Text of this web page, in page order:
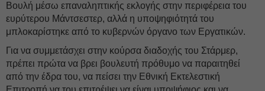
Βουλή μέσω επαναληπτικής εκλογής στην περιφέρεια του
ευρύτερου Μάντσεστερ, αλλά η υποψηφιότητά του
μπλοκαρίστηκε από το κυβερνών όργανο των Εργατικών.
Για να συμμετάσχει στην κούρσα διαδοχής του Στάρμερ,
πρέπει πρώτα να βρει βουλευτή πρόθυμο να παραιτηθεί
από την έδρα του, να πείσει την Εθνική Εκτελεστική